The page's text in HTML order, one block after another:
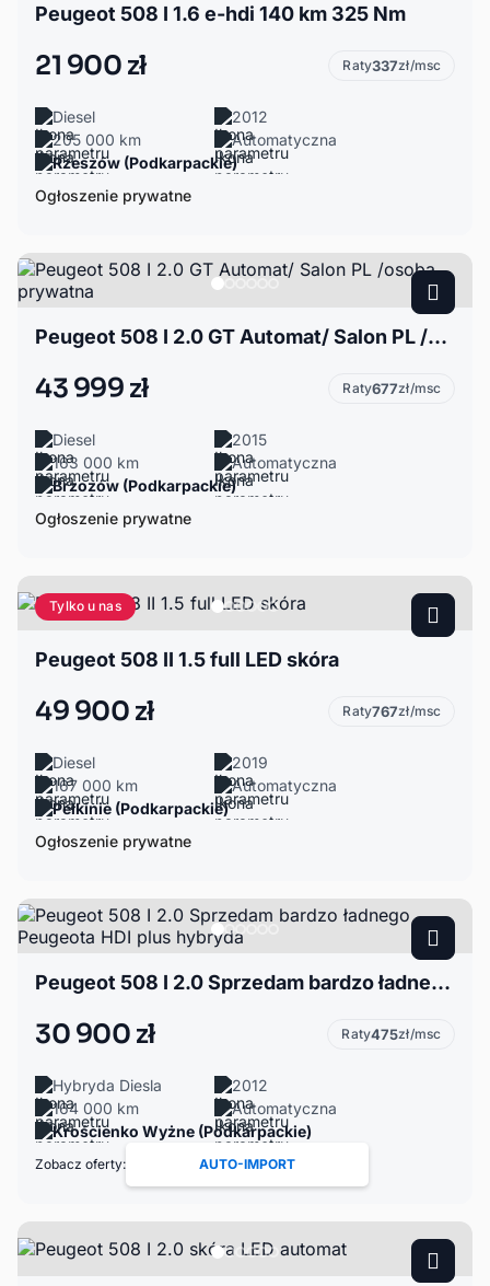
Peugeot 508 I 1.6 e-hdi 140 km 325 Nm
21 900 zł Raty337zł/msc
Diesel
2012
205 000 km
Automatyczna
Rzeszów (Podkarpackie)
Ogłoszenie prywatne
Peugeot 508 I 2.0 GT Automat/ Salon PL /osoba prywatna
43 999 zł Raty677zł/msc
Diesel
2015
163 000 km
Automatyczna
Brzozów (Podkarpackie)
Ogłoszenie prywatne
Tylko u nas
Peugeot 508 II 1.5 full LED skóra
49 900 zł Raty767zł/msc
Diesel
2019
167 000 km
Automatyczna
Pełkinie (Podkarpackie)
Ogłoszenie prywatne
Peugeot 508 I 2.0 Sprzedam bardzo ładnego Peugeota HDI plus hybryda
30 900 zł Raty475zł/msc
Hybryda Diesla
2012
164 000 km
Automatyczna
Krościenko Wyżne (Podkarpackie)
Zobacz oferty: AUTO-IMPORT